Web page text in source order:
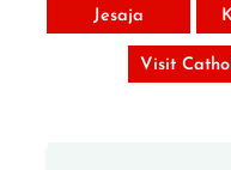
Jesaja
Visit